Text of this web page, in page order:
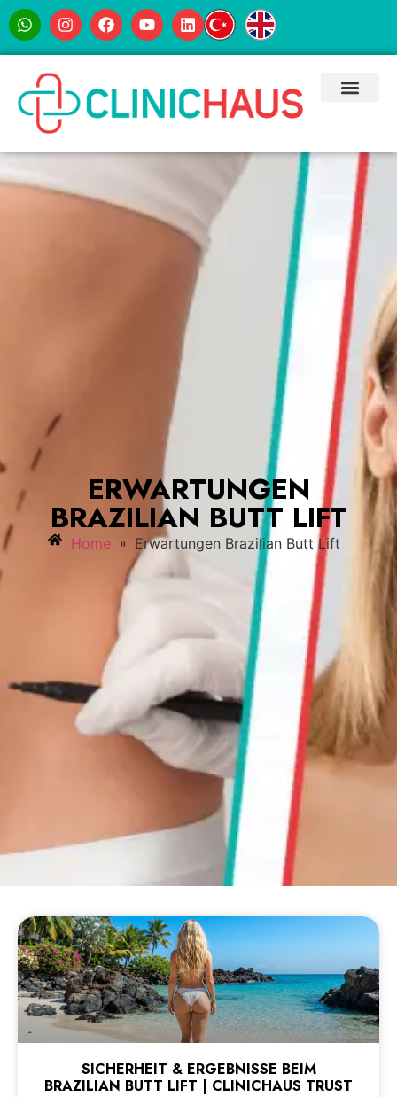
ERWARTUNGEN
BRAZILIAN BUTT LIFT
Home » Erwartungen Brazilian Butt Lift
SICHERHEIT & ERGEBNISSE BEIM
BRAZILIAN BUTT LIFT | CLINICHAUS TRUST